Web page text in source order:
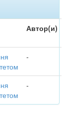
Автор(и)
-
-